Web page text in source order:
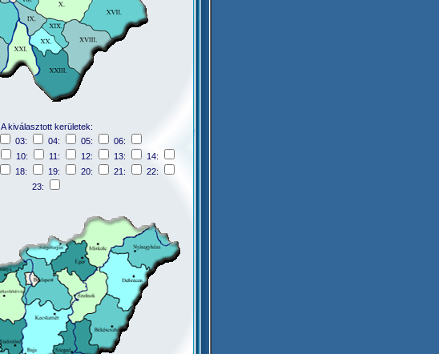
A kiválasztott kerületek:
03: 04: 05:
06:
10: 11: 12: 13:
14:
18: 19: 20: 21:
22:
23: